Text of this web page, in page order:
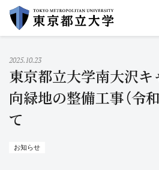
イ
グローバルメニューにスキップ
2025.10.23
東京都立大学南大沢キ
向緑地の整備工事（令
て
お知らせ